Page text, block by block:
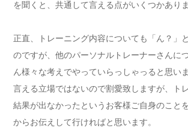
を聞くと、共通して言える点がいくつかありま
正直、トレーニング内容についても「ん？」
のですが、他のパーソナルトレーナーさんに
ん様々な考えでやっていらっしゃっると思い
言える立場ではないので割愛致しますが、ト
結果が出なかったというお客様ご自身のこと
からお伝えして行ければと思います。